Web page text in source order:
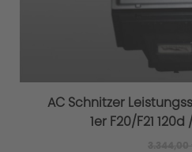
AC Schnitzer
1er F20/F21